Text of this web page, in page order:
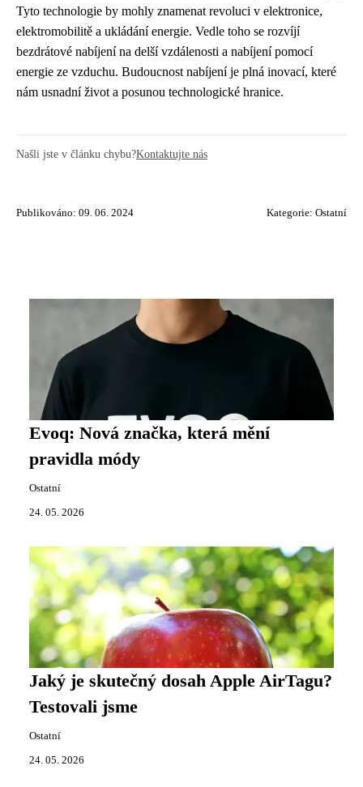
Tyto technologie by mohly znamenat revoluci v elektronice,
elektromobilitě a ukládání energie. Vedle toho se rozvíjí
bezdrátové nabíjení na delší vzdálenosti a nabíjení pomocí
energie ze vzduchu. Budoucnost nabíjení je plná inovací, které
nám usnadní život a posunou technologické hranice.
Našli jste v článku chybu?Kontaktujte nás
Publikováno: 09. 06. 2024 Kategorie: Ostatní
Evoq: Nová značka, která mění
pravidla módy
Ostatní
24. 05. 2026
Jaký je skutečný dosah Apple AirTagu?
Testovali jsme
Ostatní
24. 05. 2026